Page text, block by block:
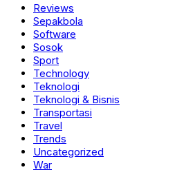
Reviews
Sepakbola
Software
Sosok
Sport
Technology
Teknologi
Teknologi & Bisnis
Transportasi
Travel
Trends
Uncategorized
War